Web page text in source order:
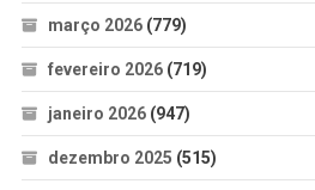
março 2026(779)
fevereiro 2026(719)
janeiro 2026(947)
dezembro 2025 (515)